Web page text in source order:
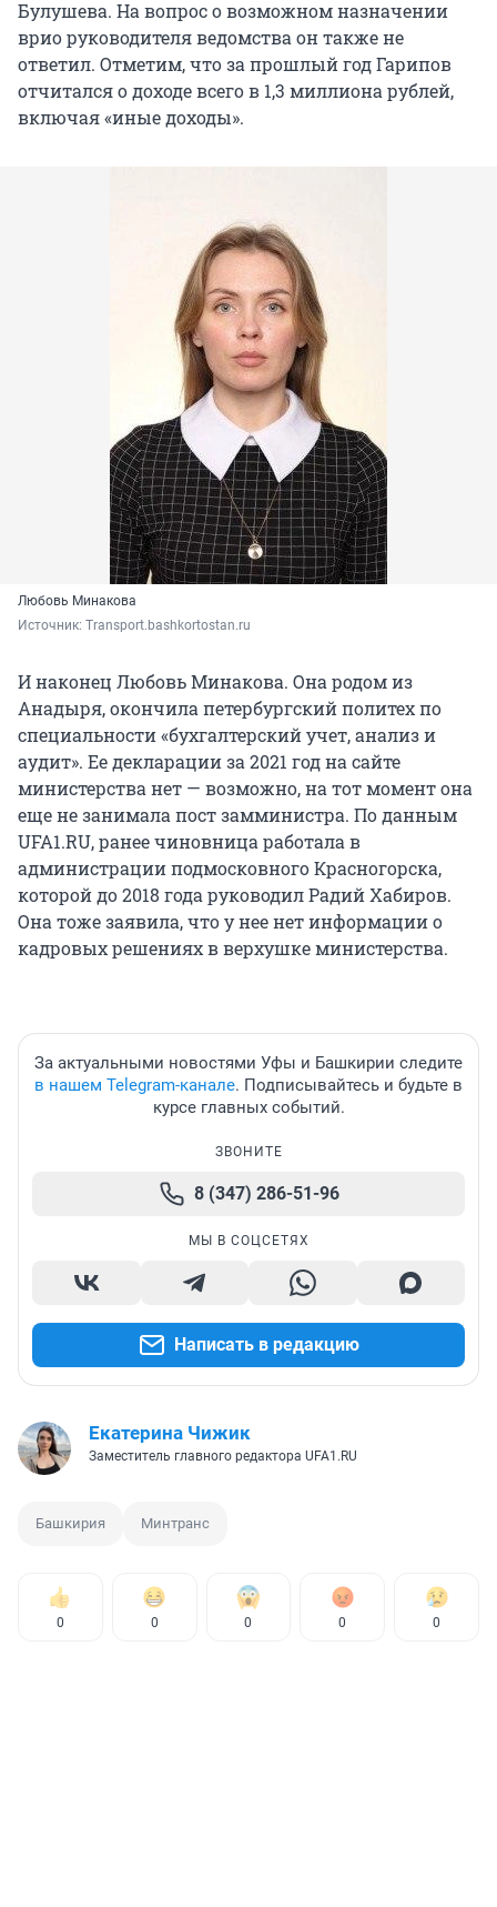
Булушева. На вопрос о возможном назначении
врио руководителя ведомства он также не
ответил. Отметим, что за прошлый год Гарипов
отчитался о доходе всего в 1,3 миллиона рублей,
включая «иные доходы».
Любовь Минакова
Источник: Transport.bashkortostan.ru
И наконец Любовь Минакова. Она родом из
Анадыря, окончила петербургский политех по
специальности «бухгалтерский учет, анализ и
аудит». Ее декларации за 2021 год на сайте
министерства нет — возможно, на тот момент она
еще не занимала пост замминистра. По данным
UFA1.RU, ранее чиновница работала в
администрации подмосковного Красногорска,
которой до 2018 года руководил Радий Хабиров.
Она тоже заявила, что у нее нет информации о
кадровых решениях в верхушке министерства.
За актуальными новостями Уфы и Башкирии следите
в нашем Telegram-канале. Подписывайтесь и будьте в
курсе главных событий.
ЗВОНИТЕ
8 (347) 286-51-96
МЫ В СОЦСЕТЯХ
Написать в редакцию
Екатерина Чижик
Заместитель главного редактора UFA1.RU
Башкирия Минтранс
0 0 0 0 0